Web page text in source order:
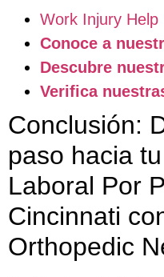
Work Injury Help
Conoce a
Descubre
Verifica
Conclusión:
paso hacia
Laboral Por
Cincinnati
Orthopedic